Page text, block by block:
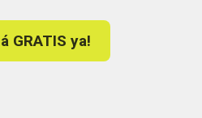
GRATIS ya!